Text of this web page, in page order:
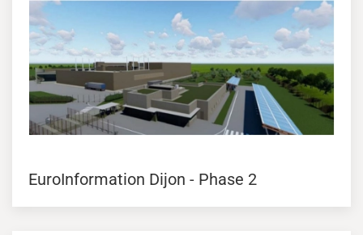
EuroInformation Dijon - Phase 2